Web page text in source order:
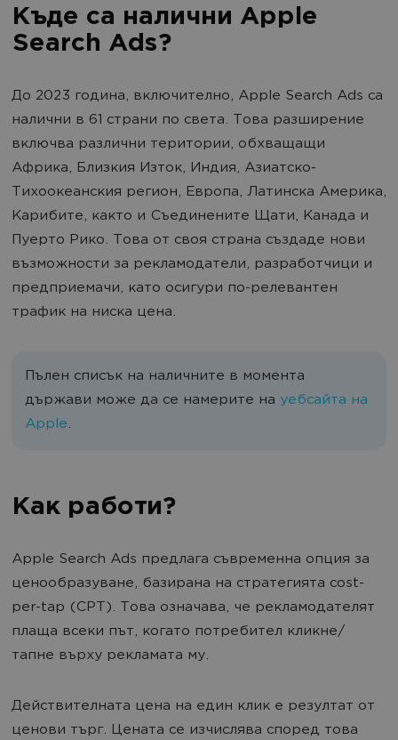
Къде са налични Apple
Search Ads?
До 2023 година, включително, Apple Search Ads са
налични в 61 страни по света. Това разширение
включва различни територии, обхващащи
Африка, Близкия Изток, Индия, Азиатско-
Тихоокеанския регион, Европа, Латинска Америка,
Карибите, както и Съединените Щати, Канада и
Пуерто Рико. Това от своя страна създаде нови
възможности за рекламодатели, разработчици и
предприемачи, като осигури по-релевантен
трафик на ниска цена.
Пълен списък на наличните в момента
държави може да се намерите на уебсайта на
Apple.
Как работи?
Apple Search Ads предлага съвременна опция за
ценообразуване, базирана на стратегията cost-
per-tap (CPT). Това означава, че рекламодателят
плаща всеки път, когато потребител кликне/
тапне върху рекламата му.
Действителната цена на един клик е резултат от
ценови търг. Цената се изчислява според това